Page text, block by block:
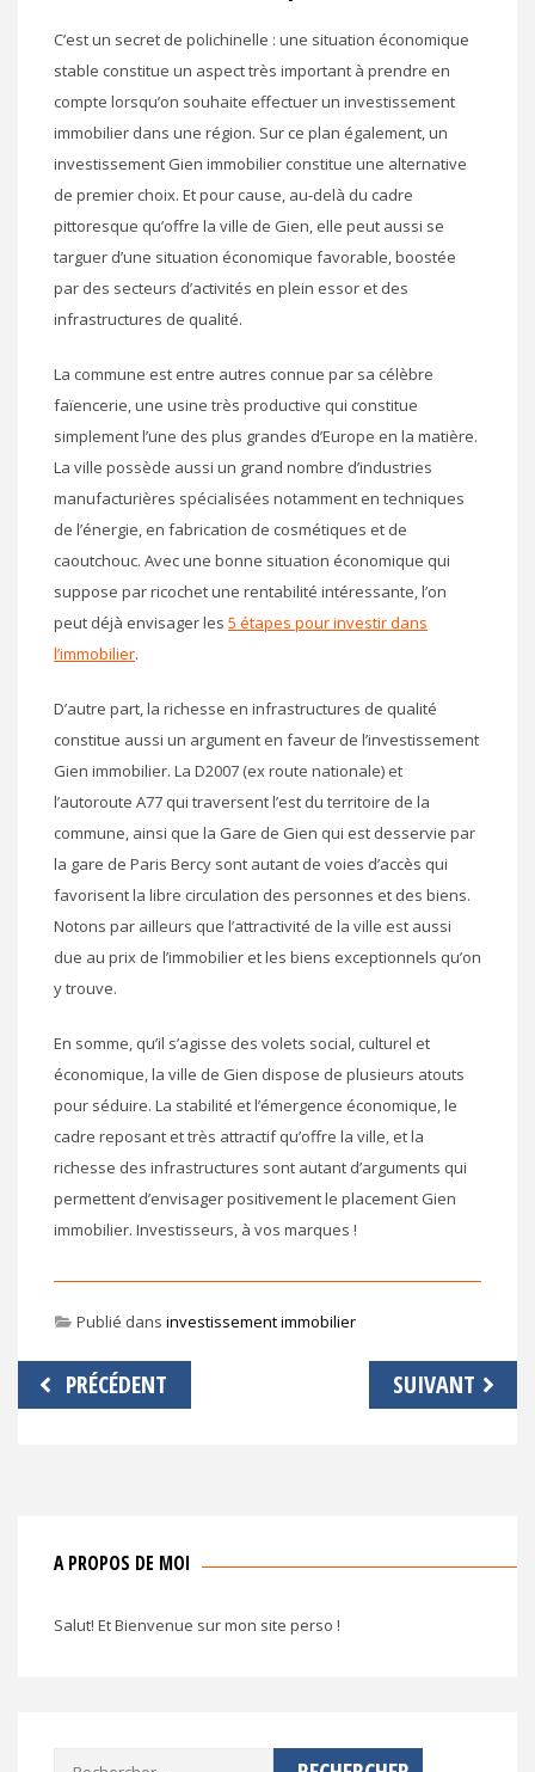
C’est un secret de polichinelle : une situation économique
stable constitue un aspect très important à prendre en
compte lorsqu’on souhaite effectuer un investissement
immobilier dans une région. Sur ce plan également, un
investissement Gien immobilier constitue une alternative
de premier choix. Et pour cause, au-delà du cadre
pittoresque qu’offre la ville de Gien, elle peut aussi se
targuer d’une situation économique favorable, boostée
par des secteurs d’activités en plein essor et des
infrastructures de qualité.
La commune est entre autres connue par sa célèbre
faïencerie, une usine très productive qui constitue
simplement l’une des plus grandes d’Europe en la matière.
La ville possède aussi un grand nombre d’industries
manufacturières spécialisées notamment en techniques
de l’énergie, en fabrication de cosmétiques et de
caoutchouc. Avec une bonne situation économique qui
suppose par ricochet une rentabilité intéressante, l’on
peut déjà envisager les 5 étapes pour investir dans
l’immobilier.
D’autre part, la richesse en infrastructures de qualité
constitue aussi un argument en faveur de l’investissement
Gien immobilier. La D2007 (ex route nationale) et
l’autoroute A77 qui traversent l’est du territoire de la
commune, ainsi que la Gare de Gien qui est desservie par
la gare de Paris Bercy sont autant de voies d’accès qui
favorisent la libre circulation des personnes et des biens.
Notons par ailleurs que l’attractivité de la ville est aussi
due au prix de l’immobilier et les biens exceptionnels qu’on
y trouve.
En somme, qu’il s’agisse des volets social, culturel et
économique, la ville de Gien dispose de plusieurs atouts
pour séduire. La stabilité et l’émergence économique, le
cadre reposant et très attractif qu’offre la ville, et la
richesse des infrastructures sont autant d’arguments qui
permettent d’envisager positivement le placement Gien
immobilier. Investisseurs, à vos marques !
Publié dans investissement immobilier
Navigation
de
PRÉCÉDENT SUIVANT
A PROPOS DE MOI
Salut! Et Bienvenue sur mon site perso !
Rechercher :